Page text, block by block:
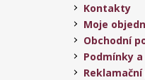
Kontakty
Moje
Obchodní
Podmínky